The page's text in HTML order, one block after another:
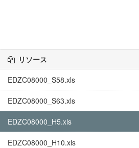
リソース
EDZC08000_S58.xls
EDZC08000_S63.xls
EDZC08000_H5.xls
EDZC08000_H10.xls